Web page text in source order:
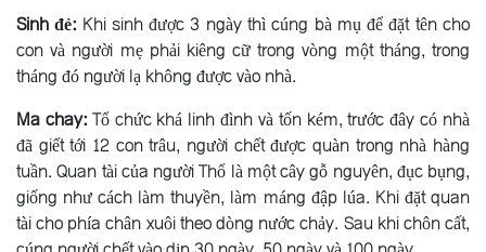
Sinh đẻ: Khi sinh được 3 ngày thì cúng bà mụ để đặt tên cho
con và người mẹ phải kiêng cữ trong vòng một tháng, trong
tháng đó người lạ không được vào nhà.
Ma chay:Tổ chức khá linh đình và tốn kém, trước đây có nhà
đã giết tới 12 con trâu, người chết được quàn trong nhà hàng
tuần. Quan tài của người Thổ là một cây gỗ nguyên, đục bụng,
giống như cách làm thuyền, làm máng đập lúa. Khi đặt quan
tài cho phía chân xuôi theo dòng nước chảy. Sau khi chôn cất,